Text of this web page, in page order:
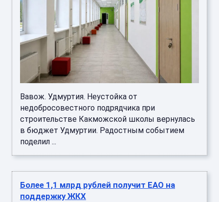
Вавож. Удмуртия. Неустойка от
недобросовестного подрядчика при
строительстве Какможской школы вернулась
в бюджет Удмуртии. Радостным событием
поделил ...
Более 1,1 млрд рублей получит ЕАО на
поддержку ЖКХ